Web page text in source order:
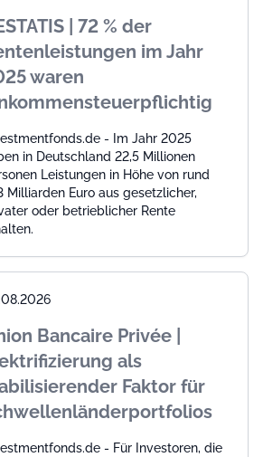
| 72 % der
im Jahr
waren
- Im Jahr 2025
in Deutschland 22,5 Millionen
Leistungen in Höhe von rund
Milliarden Euro aus gesetzlicher,
oder betrieblicher Rente
Bancaire Privée |
als
Faktor für
- Für Investoren, die